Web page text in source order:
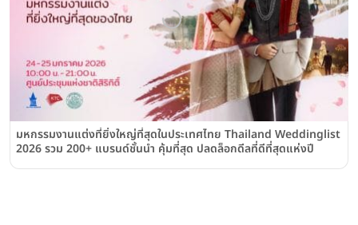
มหกรรมงานแต่งที่ยิ่งใหญ่ที่สุดในประเทศไทย Thailand Weddinglist
2026 รวม 200+ แบรนด์ชั้นนำ คุ้มที่สุด ปลดล็อกดีลที่ดีที่สุดแห่งปี